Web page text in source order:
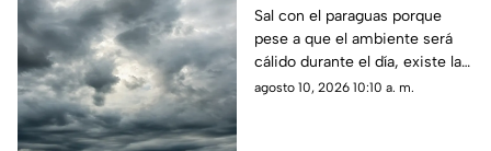
es el pronóstico para el
10 de agosto
Sal con el paraguas porque
pese a que el ambiente será
cálido durante el día, existe la
probabilidad de lluvia en
agosto 10, 2026 10:10 a. m.